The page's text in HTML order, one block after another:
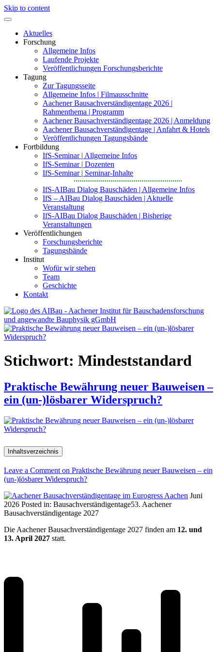
Skip to content
Aktuelles
Forschung
Allgemeine Infos
Laufende Projekte
Veröffentlichungen Forschungsberichte
Tagung
Zur Tagungsseite
Allgemeine Infos | Filmausschnitte
Aachener Bausachverständigentage 2026 |
Rahmenthema | Programm
Aachener Bausachverständigentage 2026 | Anmeldung
Aachener Bausachverständigentage | Anfahrt & Hotels
Veröffentlichungen Tagungsbände
Fortbildung
IfS-Seminar | Allgemeine Infos
IfS-Seminar | Dozenten
IfS-Seminar | Seminar-Inhalte
IfS-AIBau Dialog Bauschäden | Allgemeine Infos
IfS – AIBau Dialog Bauschäden | Aktuelle
Veranstaltung
IfS-AIBau Dialog Bauschäden | Bisherige
Veranstaltungen
Veröffentlichungen
Forschungsberichte
Tagungsbände
Institut
Wofür wir stehen
Team
Geschichte
Kontakt
AIBau – Aachener Institut für Bauschadensforschung und
Stichwort: Mindeststandard
Praktische Bewährung neuer Bauweisen –
ein (un-)lösbarer Widerspruch?
Inhaltsverzeichnis
Leave a Comment on Praktische Bewährung neuer Bauweisen – ein
(un-)lösbarer Widerspruch?
Juni
2026 Posted in: Bausachverständigentage53. Aachener
Bausachverständigentage 2027
Die Aachener Bausachverständigentage 2027 finden am 12. und
13. April 2027 statt.